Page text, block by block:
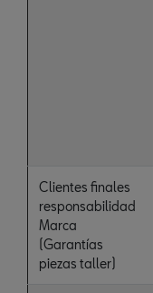
Clientes finales
responsabilidad
Marca
(Garantías
piezas taller)